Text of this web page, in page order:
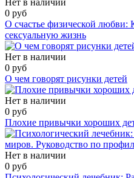
0 руб
О счастье физической любви:
сексуальную жизнь
Нет в наличии
0 руб
О чем говорят рисунки детей
Нет в наличии
0 руб
Плохие привычки хороших
Нет в наличии
0 руб